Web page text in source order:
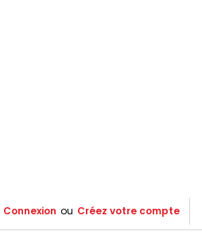
Connexion ou Créez votre compte